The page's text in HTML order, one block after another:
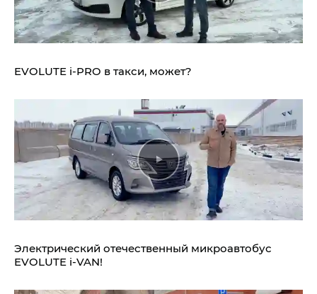
EVOLUTE i‑PRO в такси, может?
Электрический отечественный микроавтобус
EVOLUTE i‑VAN!